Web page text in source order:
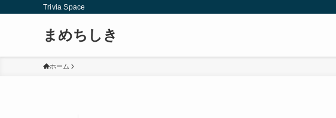
Trivia Space
まめちしき
ホーム